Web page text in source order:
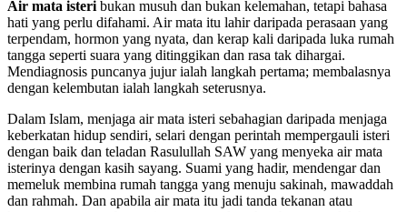
Air mata isteri bukan musuh dan bukan kelemahan, tetapi bahasa
hati yang perlu difahami. Air mata itu lahir daripada perasaan yang
terpendam, hormon yang nyata, dan kerap kali daripada luka rumah
tangga seperti suara yang ditinggikan dan rasa tak dihargai.
Mendiagnosis puncanya jujur ialah langkah pertama; membalasnya
dengan kelembutan ialah langkah seterusnya.
Dalam Islam, menjaga air mata isteri sebahagian daripada menjaga
keberkatan hidup sendiri, selari dengan perintah mempergauli isteri
dengan baik dan teladan Rasulullah SAW yang menyeka air mata
isterinya dengan kasih sayang. Suami yang hadir, mendengar dan
memeluk membina rumah tangga yang menuju sakinah, mawaddah
dan rahmah. Dan apabila air mata itu jadi tanda tekanan atau